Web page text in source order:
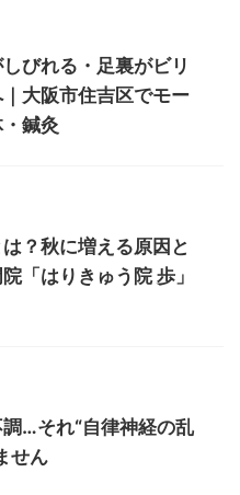
びれる・足裏がビリ
大阪市住吉区でモー
・鍼灸
？秋に増える原因と
「はりきゅう院 歩」
…それ“自律神経の乱
せん